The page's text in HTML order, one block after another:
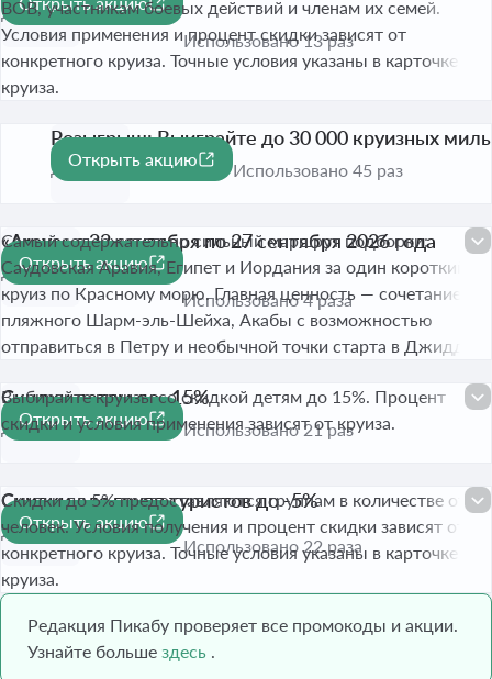
До 31 авг. 2026
ВОВ, участникам боевых действий и членам их семей.
Условия применения и процент скидки зависят от
конкретного круиза. Точные условия указаны в карточке
круиза.
Использовано 13 раз
Розыгрыш: Выиграйте до 30 000 круизных миль
До 30 сент. 2026
Открыть акцию
Использовано 45 раз
«Aroya» с 22 сентября по 27 сентября 2026 года
До 22 сент. 2026
Самый содержательно сильный маршрут подборки:
Саудовская Аравия, Египет и Иордания за один короткий
круиз по Красному морю. Главная ценность — сочетание
пляжного Шарм-эль-Шейха, Акабы с возможностью
отправиться в Петру и необычной точки старта в Джидде.
Открыть акцию
Использовано 4 раза
Скидки детям до -15%
До 31 авг. 2026
Выбирайте круизы со скидкой детям до 15%. Процент
скидки и условия применения зависят от круиза.
Открыть акцию
Использовано 21 раз
Скидки для групп туристов до -5%
До 31 авг. 2026
Скидки до 5% предоставляются группам в количестве от 10
человек. Условия получения и процент скидки зависят от
конкретного круиза. Точные условия указаны в карточке
круиза.
Открыть акцию
Использовано 22 раза
Редакция Пикабу проверяет все промокоды и акции.
Узнайте больше здесь .